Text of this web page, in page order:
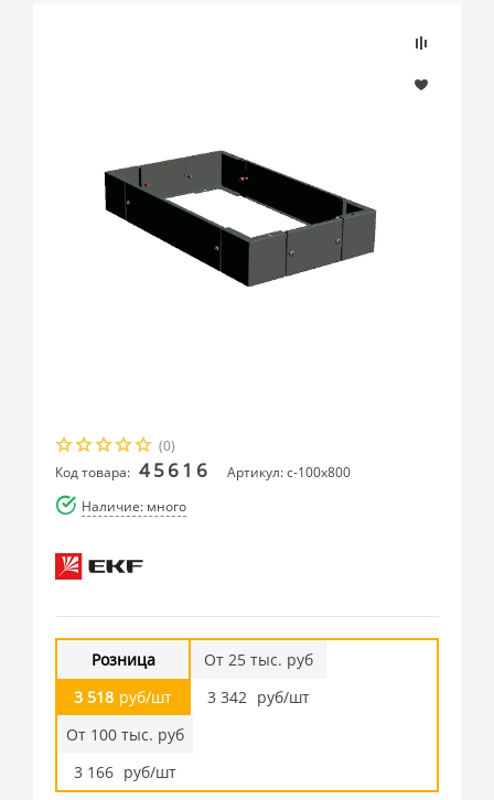
(0)
Код товара: 45616
Артикул: c-100x800
Наличие: много
Розница
3 518 руб/шт
От 25 тыс. руб
3 342 руб/шт
От 100 тыс. руб
3 166 руб/шт